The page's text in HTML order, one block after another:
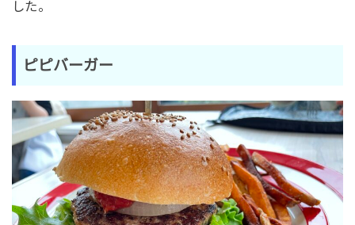
した。
ピピバーガー